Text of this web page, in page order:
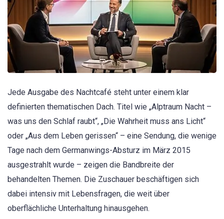
Jede Ausgabe des Nachtcafé steht unter einem klar
definierten thematischen Dach. Titel wie „Alptraum Nacht –
was uns den Schlaf raubt“, „Die Wahrheit muss ans Licht“
oder „Aus dem Leben gerissen“ – eine Sendung, die wenige
Tage nach dem Germanwings-Absturz im März 2015
ausgestrahlt wurde – zeigen die Bandbreite der
behandelten Themen. Die Zuschauer beschäftigen sich
dabei intensiv mit Lebensfragen, die weit über
oberflächliche Unterhaltung hinausgehen.